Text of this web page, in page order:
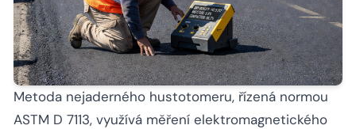
Metoda nejaderného hustotomeru, řízená normou
ASTM D 7113, využívá měření elektromagnetického